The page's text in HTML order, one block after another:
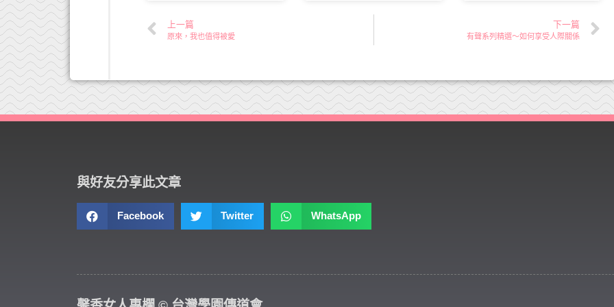
上一篇
原來，我也值得被愛
下一篇
有聲系列精選～如何享受人際關係
與好友分享此文章
Facebook Twitter WhatsApp